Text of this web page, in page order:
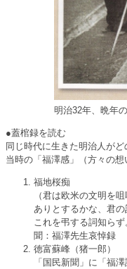
明治32年、晩年
●蓋棺録を読む
同じ時代に生きた明治人が
当時の「福澤感」（方々の想
福地桜痴
（君は欧米の文明を
ありとするかな、君
これを弔する詞知ら
聞：福澤先生哀悼録
徳富蘇峰（猪一郎）
「国民新聞」に「福